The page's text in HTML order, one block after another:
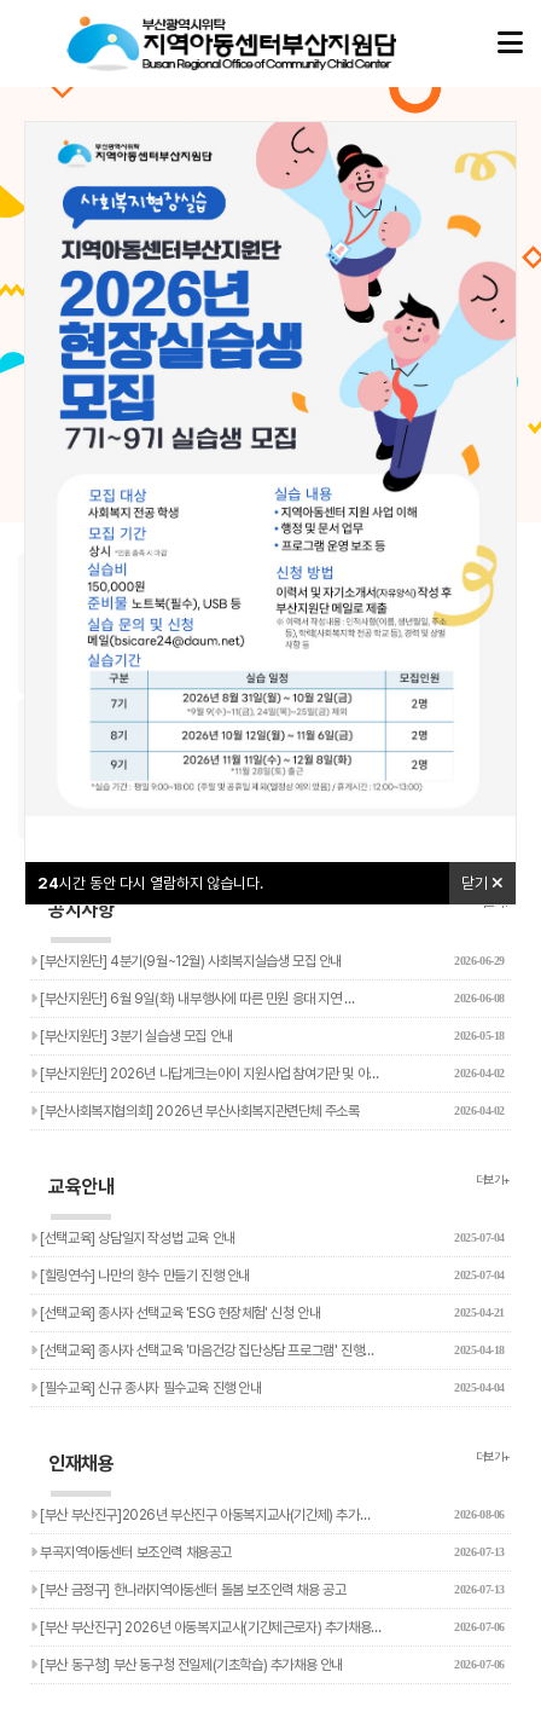
시간 동안 다시 열람하지 않습니다.
시간 동안 다시 열람하지 않습니다.
24시간 동안 다시 열람하지 않습니다. 닫기
아동이행복한 세상,
지역아동센터부산지원단
이 함께합니다.
지역아동센터부산지원단은
부산지역 16개 구·군의 모든 지역아동센터, 협동돌봄센터와 함께하며
아이들의 성장과 돌봄이 흔들리지 않도록 현장의 곁에서 따뜻한 울타리가 되겠습니다.
아동이행복한 세상,
지역아동센터부산지원단
이 함께합니다.
지역아동센터부산지원단은
부산지역 16개 구·군의 모든 지역아동센터, 협동돌봄센터와 함께하며
아이들의 성장과 돌봄이 흔들리지 않도록 현장의 곁에서 따뜻한 울타리가 되겠습니다.
02
우리동네돌봄지도 교육신청
공지사항 더보기+
[부산지원단] 4분기(9월~12월) 사회복지실습생 모집 안내 2026-06-29
[부산지원단] 6월 9일(화) 내부행사에 따른 민원 응대 지연 … 2026-06-08
[부산지원단] 3분기 실습생 모집 안내 2026-05-18
[부산지원단] 2026년 나답게크는아이 지원사업 참여기관 및 아… 2026-04-02
[부산사회복지협의회] 2026년 부산사회복지관련단체 주소록 2026-04-02
교육안내 더보기+
[선택교육] 상담일지 작성법 교육 안내 2025-07-04
[힐링연수] 나만의 향수 만들기 진행 안내 2025-07-04
[선택교육] 종사자 선택교육 'ESG 현장체험' 신청 안내 2025-04-21
[선택교육] 종사자 선택교육 '마음건강 집단상담 프로그램' 진행… 2025-04-18
[필수교육] 신규 종사자 필수교육 진행 안내 2025-04-04
인재채용 더보기+
[부산 부산진구]2026년 부산진구 아동복지교사(기간제) 추가… 2026-08-06
부곡지역아동센터 보조인력 채용공고 2026-07-13
[부산 금정구] 한나래지역아동센터 돌봄 보조인력 채용 공고 2026-07-13
[부산 부산진구] 2026년 아동복지교사(기간제근로자) 추가채용… 2026-07-06
[부산 동구청] 부산 동구청 전일제(기초학습) 추가채용 안내 2026-07-06